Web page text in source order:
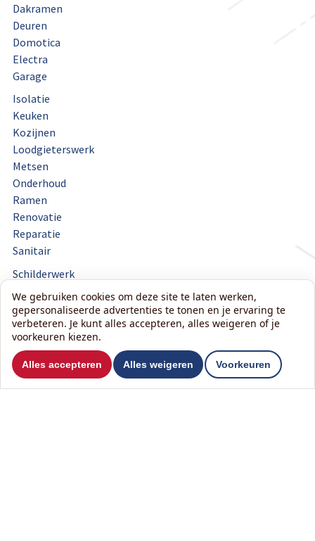
Dakramen
Deuren
Domotica
Electra
Garage
Isolatie
Keuken
Kozijnen
Loodgieterswerk
Metsen
Onderhoud
Ramen
Renovatie
Reparatie
Sanitair
Schilderwerk
Schutting
Stucwerk
Tegelwerk
Timmerwerk
Toilet
Tuinhuis
Veranda
We gebruiken cookies om deze site te laten werken,
gepersonaliseerde advertenties te tonen en je ervaring te
verbeteren. Je kunt alles accepteren, alles weigeren of je
voorkeuren kiezen.
Alles accepteren Alles weigeren Voorkeuren